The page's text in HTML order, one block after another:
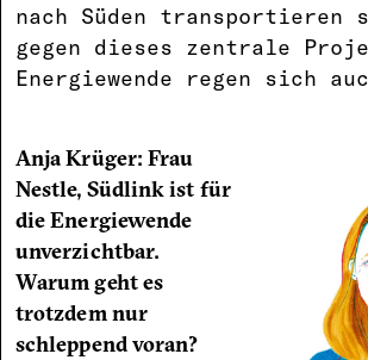
nach Süden transportieren
gegen dieses zentrale
Energiewende regen sich
Anja Krüger: Frau
Nestle, Südlink ist für
die Energiewende
unverzichtbar.
Warum geht es
trotzdem nur
schleppend voran?